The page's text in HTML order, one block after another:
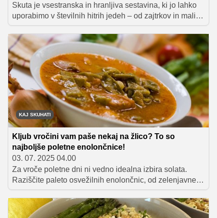
Skuta je vsestranska in hranljiva sestavina, ki jo lahko
uporabimo v številnih hitrih jedeh – od zajtrkov in malic
do kosil in večerij. V tem članku smo zbrali nekaj
odličnih, enostavnih receptov, ki so pripravljeni v največ
pol ure.
KAJ SKUHATI
Kljub vročini vam paše nekaj na žlico? To so
najboljše poletne enolončnice!
03. 07. 2025 04.00
Za vroče poletne dni ni vedno idealna izbira solata.
Raziščite paleto osvežilnih enolončnic, od zelenjavne z
omako pistou do preproste boranje. V članku boste našli
recepte, ki jih lahko pripravite hitro in preprosto, hkrati
pa zadovoljijo željo po hranljivem obroku na žlico, tudi v